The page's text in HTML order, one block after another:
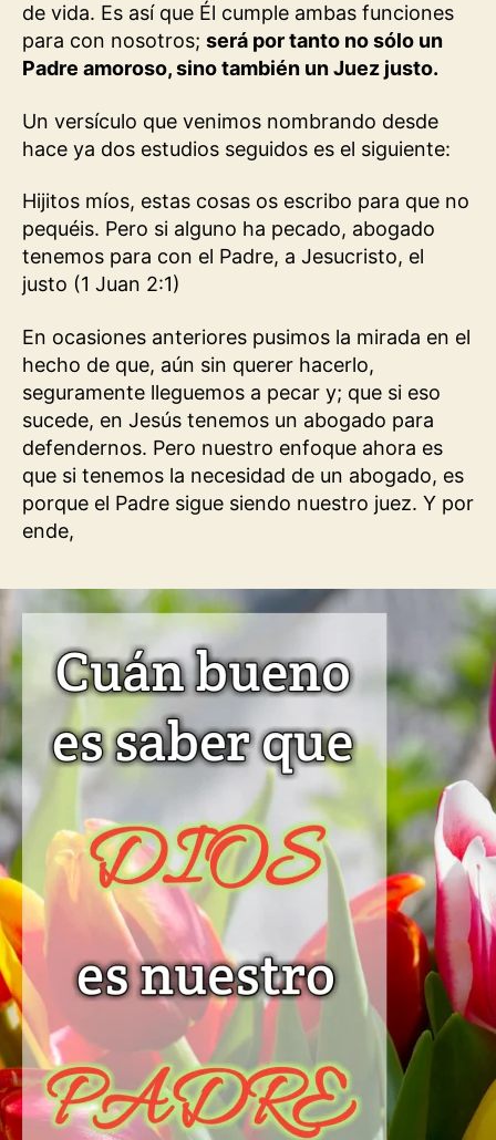
de vida. Es así que Él cumple ambas funciones
para con nosotros; será por tanto no sólo un
Padre amoroso, sino también un Juez justo.
Un versículo que venimos nombrando desde
hace ya dos estudios seguidos es el siguiente:
Hijitos míos, estas cosas os escribo para que no
pequéis. Pero si alguno ha pecado, abogado
tenemos para con el Padre, a Jesucristo, el
justo (1 Juan 2:1)
En ocasiones anteriores pusimos la mirada en el
hecho de que, aún sin querer hacerlo,
seguramente lleguemos a pecar y; que si eso
sucede, en Jesús tenemos un abogado para
defendernos. Pero nuestro enfoque ahora es
que si tenemos la necesidad de un abogado, es
porque el Padre sigue siendo nuestro juez. Y por
ende,